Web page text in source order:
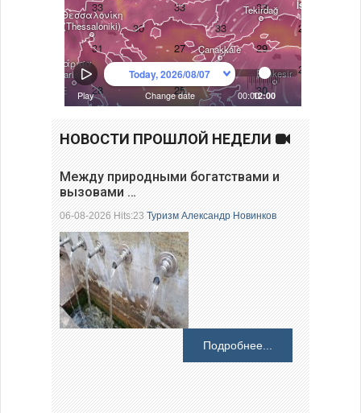
НОВОСТИ ПРОШЛОЙ НЕДЕЛИ
Между природными богатствами и
вызовами …
06-08-2026 Hits:23Туризм Александр Новинков
Подробнее...